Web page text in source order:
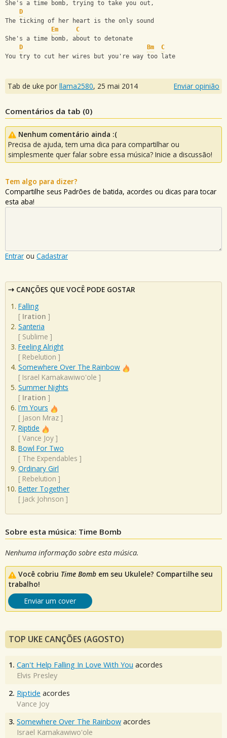
She's a time bomb, trying to take you out,
D
The ticking of her heart is the only sound
Em
C
She's a time bomb, about to detonate
D
Bm
C
You try to cut her wires but you're way too late
Tab de uke por llama2580, 25 mai 2014 Enviar opinião
Comentários da tab (0)
Nenhum comentário ainda :(
Precisa de ajuda, tem uma dica para compartilhar ou
simplesmente quer falar sobre essa música? Inicie a discussão!
Tem algo para dizer?
Compartilhe seus Padrões de batida, acordes ou dicas para tocar
esta aba!
Entrar ou Cadastrar
CANÇÕES QUE VOCÊ PODE GOSTAR
Falling
[ Iration ]
Santeria
[ Sublime ]
Feeling Alright
[ Rebelution ]
Somewhere Over The Rainbow
[ Israel Kamakawiwo'ole ]
Summer Nights
[ Iration ]
I'm Yours
[ Jason Mraz ]
Riptide
[ Vance Joy ]
Bowl For Two
[ The Expendables ]
Ordinary Girl
[ Rebelution ]
Better Together
[ Jack Johnson ]
Sobre esta música: Time Bomb
Nenhuma informação sobre esta música.
Você cobriu Time Bomb em seu Ukulele? Compartilhe seu
trabalho!
Enviar um cover
TOP UKE CANÇÕES (AGOSTO)
1. Can't Help Falling In Love With You acordes
Elvis Presley
2. Riptide acordes
Vance Joy
3. Somewhere Over The Rainbow acordes
Israel Kamakawiwo'ole